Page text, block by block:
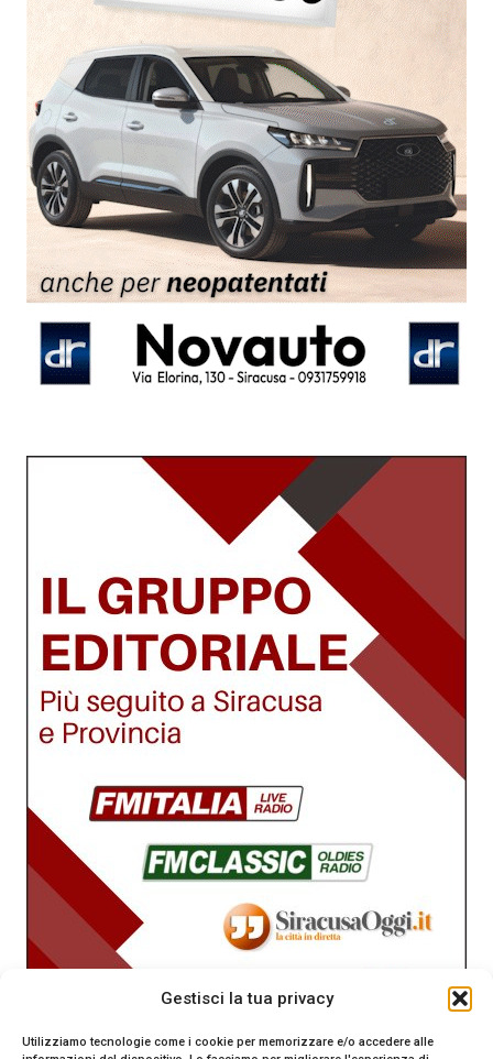
Gestisci la tua privacy
Utilizziamo tecnologie come i cookie per memorizzare e/o accedere alle